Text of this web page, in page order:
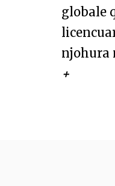
globale
njohura
+